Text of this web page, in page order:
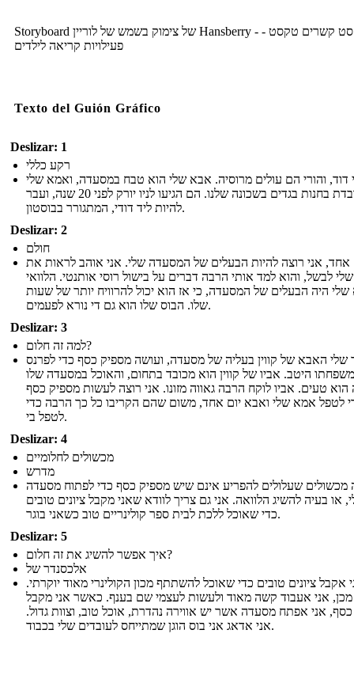
Storyboard של צימוק בשמש של לוריין Hansberry - טקסט קשרים טקסט -
פעילויות קריאה לילדים
Texto del Guión Gráfico
Deslizar: 1
רקע כללי
דוד, והורי הם עולים מרוסיה. אבא שלי הוא טבח במסעדה, ואמא שלי
עובדת בחנות בגדים בשכונה שלנו. הם הגיעו לניו יורק לפני 20 שנה, ועבר
להיות ליד דודי, המתגורר בבוסטון.
Deslizar: 2
חולם
אחד, אני רוצה להיות הבעלים של המסעדה שלי. אני אוהב לראות את
לבשל, ​​והוא למד אותי הרבה דברים על בישול רוסי אותנטי. הלוואי
היה הבעלים של המסעדה, כי אז הוא יכול להרוויח יותר של שעות
שלו. הבוס שלו הוא גם די נורא לפעמים.
Deslizar: 3
למה זה חלום?
שלי האבא של קווין בעליה של מסעדה, ועושה מספיק כסף כדי לפרנס
היטב. אביו של קווין הוא מכובד בתחום, והאוכל במסעדה שלו
הוא טעים. אביו לוקח הרבה גאווה מזונו. אני רוצה לעשות מספיק כסף
לטפל אמא שלי ואבא יום אחד, משום שהם הקריבו כל כך הרבה כדי
לטפל בי.
Deslizar: 4
מכשולים לחלומיים
מדרש
מכשולים שעלולים להפריע אינם שיש מספיק כסף כדי לפתוח מסעדה
או בעיה להשיג הלוואה. אני גם צריך לוודא שאני מקבל ציונים טובים
כדי שאוכל ללכת לבית ספר קולינריים טוב כשאני בוגר.
Deslizar: 5
איך אפשר להשיג את זה חלום?
אלכסנדר של
אקבל ציונים טובים כדי שאוכל להשתתף מכון הקולינרי מאוד יוקרתי.
אני אעבוד קשה מאוד ולעשות לעצמי שם בענף. כאשר אני מקבל
אני אפתח מסעדה אשר יש אווירה נהדרת, אוכל טוב, וצוות גדול.
אני אדאג אני בוס הוגן שמתייחס לעובדים שלי בכבוד.